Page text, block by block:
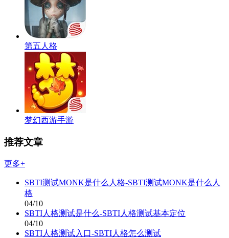
第五人格
梦幻西游手游
推荐文章
更多+
SBTI测试MONK是什么人格-SBTI测试MONK是什么人
格
04/10
SBTI人格测试是什么-SBTI人格测试基本定位
04/10
SBTI人格测试入口-SBTI人格怎么测试